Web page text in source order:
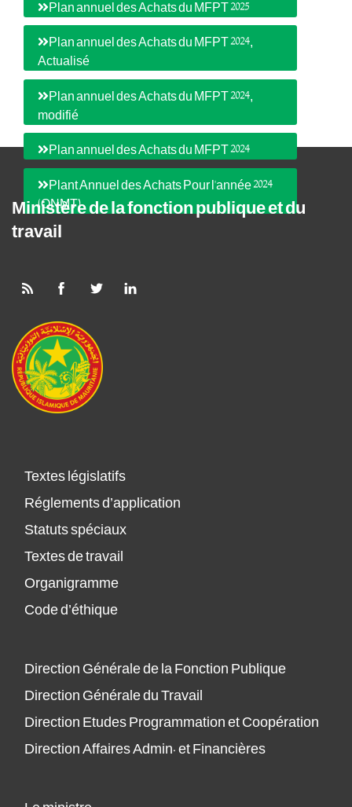
Plan annuel des Achats du MFPT 2025
Plan annuel des Achats du MFPT 2024,
Actualisé
Plan annuel des Achats du MFPT 2024,
modifié
Plan annuel des Achats du MFPT 2024
Plant Annuel des Achats Pour l'année 2024
(ONMT)
Ministère de la fonction publique et du
travail
Textes législatifs
Réglements d’application
Statuts spéciaux
Textes de travail
Organigramme
Code d’éthique
Direction Générale de la Fonction Publique
Direction Générale du Travail
Direction Etudes Programmation et Coopération
Direction Affaires Admin. et Financières